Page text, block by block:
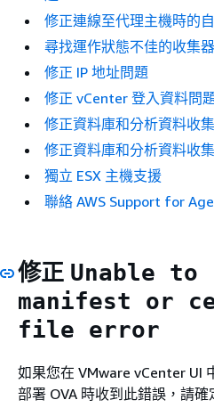
修正連線至代理主機時的
尋找運作狀態不佳的收集器
修正 IP 地址問題
修正 vCenter 登入資料問
修正資料庫和分析資料收
修正資料庫和分析資料收
獨立 ESX 主機支援
聯絡 AWS Support for
修正 Unable
manifest or
file error
如果您在 VMware vCenter UI
部署 OVA 時收到此錯誤，請